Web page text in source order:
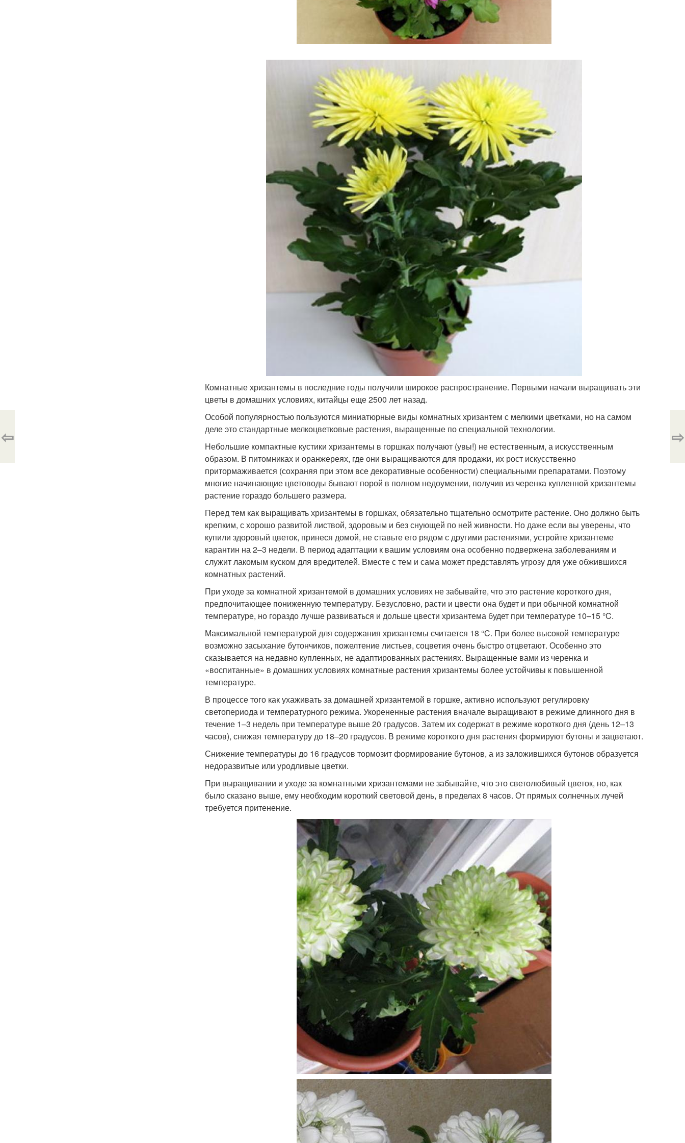
Комнатные хризантемы в последние годы получили широкое распространение. Первыми начали выращивать эти
цветы в домашних условиях, китайцы еще 2500 лет назад.
Особой популярностью пользуются миниатюрные виды комнатных хризантем с мелкими цветками, но на самом
деле это стандартные мелкоцветковые растения, выращенные по специальной технологии.
Небольшие компактные кустики хризантемы в горшках получают (увы!) не естественным, а искусственным
образом. В питомниках и оранжереях, где они выращиваются для продажи, их рост искусственно
притормаживается (сохраняя при этом все декоративные особенности) специальными препаратами. Поэтому
многие начинающие цветоводы бывают порой в полном недоумении, получив из черенка купленной хризантемы
растение гораздо большего размера.
Перед тем как выращивать хризантемы в горшках, обязательно тщательно осмотрите растение. Оно должно быть
крепким, с хорошо развитой листвой, здоровым и без снующей по ней живности. Но даже если вы уверены, что
купили здоровый цветок, принеся домой, не ставьте его рядом с другими растениями, устройте хризантеме
карантин на 2–3 недели. В период адаптации к вашим условиям она особенно подвержена заболеваниям и
служит лакомым куском для вредителей. Вместе с тем и сама может представлять угрозу для уже обжившихся
комнатных растений.
При уходе за комнатной хризантемой в домашних условиях не забывайте, что это растение короткого дня,
предпочитающее пониженную температуру. Безусловно, расти и цвести она будет и при обычной комнатной
температуре, но гораздо лучше развиваться и дольше цвести хризантема будет при температуре 10–15 °C.
Максимальной температурой для содержания хризантемы считается 18 °C. При более высокой температуре
возможно засыхание бутончиков, пожелтение листьев, соцветия очень быстро отцветают. Особенно это
сказывается на недавно купленных, не адаптированных растениях. Выращенные вами из черенка и
«воспитанные» в домашних условиях комнатные растения хризантемы более устойчивы к повышенной
температуре.
В процессе того как ухаживать за домашней хризантемой в горшке, активно используют регулировку
светопериода и температурного режима. Укорененные растения вначале выращивают в режиме длинного дня в
течение 1–3 недель при температуре выше 20 градусов. Затем их содержат в режиме короткого дня (день 12–13
часов), снижая температуру до 18–20 градусов. В режиме короткого дня растения формируют бутоны и зацветают.
Снижение температуры до 16 градусов тормозит формирование бутонов, а из заложившихся бутонов образуется
недоразвитые или уродливые цветки.
При выращивании и уходе за комнатными хризантемами не забывайте, что это светолюбивый цветок, но, как
было сказано выше, ему необходим короткий световой день, в пределах 8 часов. От прямых солнечных лучей
требуется притенение.
⇦ ⇨